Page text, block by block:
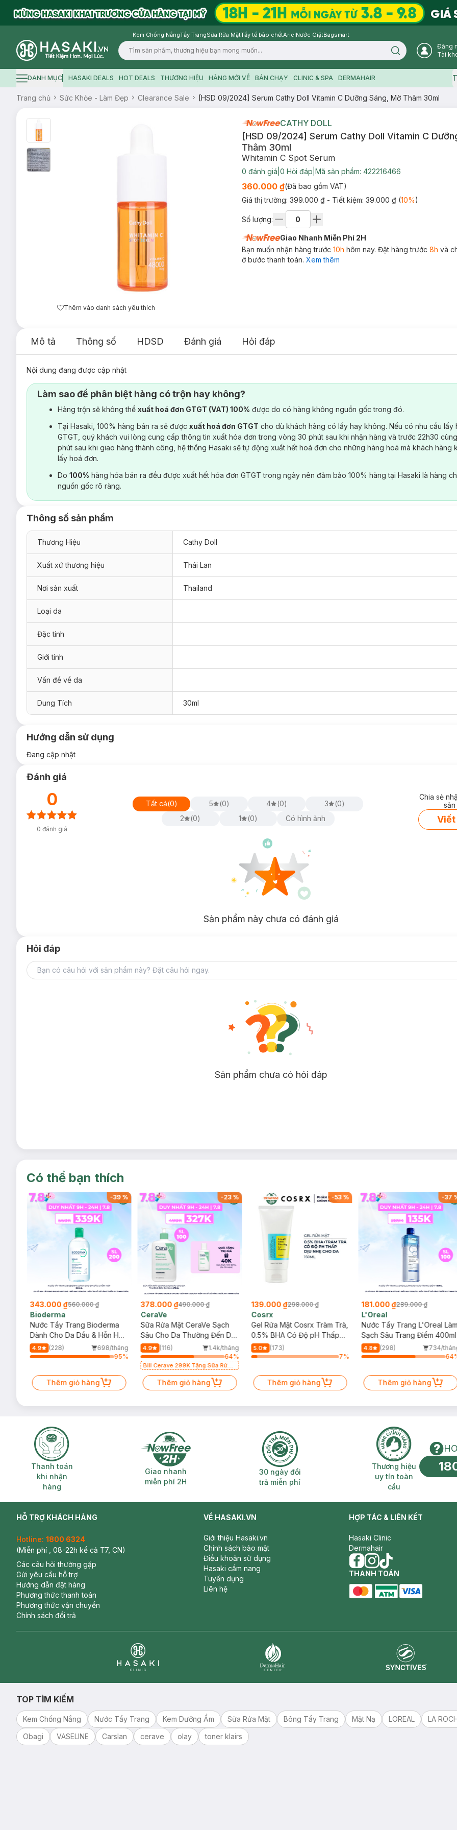
Kem Chống NắngTẩy TrangSữa Rửa MặtTẩy tế bào chếtArielNước GiặtBagsmart
Logo
Search icon
Đăng
Tài
Hamburger icon
DANH MỤC HASAKI DEALS HOT DEALS THƯƠNG HIỆU HÀNG MỚI VỀ BÁN CHẠY CLINIC & SPA DERMAHAIR
Trang chủ Sức Khỏe - Làm Đẹp Clearance Sale [HSD 09/2024] Serum Cathy Doll Vitamin C Dưỡng Sáng, Mờ Thâm 30ml
Thêm vào danh sách yêu thích
CATHY DOLL
[HSD 09/2024] Serum Cathy Doll Vitamin C
Thâm 30ml
Whitamin C Spot Serum
0 đánh giá 0 Hỏi đáp Mã sản phẩm: 422216466
360.000 ₫(Đã bao gồm VAT)
Giá thị trường: 399.000 ₫ - Tiết kiệm: 39.000 ₫(10%)
Số lượng:
Giao Nhanh Miễn Phí 2H
Bạn muốn nhận hàng trước 10h hôm nay. Đặt hàng trước 8h và
ở bước thanh toán. Xem thêm
Mô tả Thông số HDSD Đánh giá Hỏi đáp
Nội dung đang được cập nhật
Làm sao để phân biệt hàng có trộn hay không?
Hàng trộn sẽ không thể xuất hoá đơn GTGT (VAT) 100% được do có hàng không nguồn gốc trong đó.
Tại Hasaki, 100% hàng bán ra sẽ được xuất hoá đơn GTGT cho dù khách hàng có lấy hay không. Nếu có nhu cầu lấy
GTGT, quý khách vui lòng cung cấp thông tin xuất hóa đơn trong vòng 30 phút sau khi nhận hàng và trước 22h30
phút sau khi giao hàng thành công, hệ thống Hasaki sẽ tự động xuất hết hoá đơn cho những hàng hoá mà khách hàng
lấy hoá đơn.
Do 100% hàng hóa bán ra đều được xuất hết hóa đơn GTGT trong ngày nên đảm bảo 100% hàng tại Hasaki là hàng
nguồn gốc rõ ràng.
Thông số sản phẩm
Thương Hiệu Cathy Doll
Xuất xứ thương hiệu Thái Lan
Nơi sản xuất Thailand
Loại da
Đặc tính
Giới tính
Vấn đề về da
Dung Tích 30ml
Hướng dẫn sử dụng
Đang cập nhật
Đánh giá
0
0 đánh giá
Tất cả(0) 5 (0) 4 (0) 3 (0)
2
(0) 1 (0) Có hình ảnh
Chia sẻ
Viết
Sản phẩm này chưa có đánh giá
Hỏi đáp
Sản phẩm chưa có hỏi đáp
Có thể bạn thích
-39%
343.000 ₫560.000 ₫
Bioderma
Nước Tẩy Trang Bioderma
Dành Cho Da Dầu & Hỗn Hợp
500ml
4.9 (228)
698/tháng
95%
Thêm giỏ hàng
-23%
378.000 ₫490.000 ₫
CeraVe
Sữa Rửa Mặt CeraVe Sạch
Sâu Cho Da Thường Đến Da
Dầu 473ml
4.9 (116)
1.4k/tháng
64%
Bill Cerave 299K Tặng Sữa Rửa
Thêm giỏ hàng
-53%
139.000 ₫298.000 ₫
Cosrx
Gel Rửa Mặt Cosrx Tràm Trà,
0.5% BHA Có Độ pH Thấp
150ml
5.0
(173)
7%
Thêm giỏ hàng
-37
181.000 ₫289.000 ₫
L'Oreal
Nước Tẩy Trang L'Oreal Làm
Sạch Sâu Trang Điểm 400ml
4.8 (298)
734/
64
Thêm giỏ hàng
Thanh toán khi nhận hàng
Thanh toán
khi nhận
hàng
Giao nhanh miễn phí 2H
Giao nhanh
miễn phí 2H
30 ngày đổi trả miễn phí
30 ngày đổi
trả miễn phí
Thương hiệu uy
Thương hiệu
uy tín toàn
cầu
HỖ TRỢ KHÁCH HÀNG
Hotline: 1800 6324
(Miễn phí , 08-22h kể cả T7, CN)
Các câu hỏi thường gặp
Gửi yêu cầu hỗ trợ
Hướng dẫn đặt hàng
Phương thức thanh toán
Phương thức vận chuyển
Chính sách đổi trả
VỀ HASAKI.VN
Giới thiệu Hasaki.vn
Chính sách bảo mật
Điều khoản sử dụng
Hasaki cẩm nang
Tuyển dụng
Liên hệ
HỢP TÁC & LIÊN KẾT
Hasaki Clinic
Dermahair
facebook
instagram
tiktok
THANH TOÁN
TOP TÌM KIẾM
Kem Chống Nắng Nước Tẩy Trang Kem Dưỡng Ẩm Sữa Rửa Mặt Bông Tẩy Trang Mặt Nạ LOREAL LA
Obagi
VASELINE Carslan cerave olay toner klairs